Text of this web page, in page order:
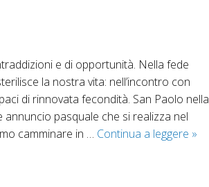
e di opportunità. Nella fede
la nostra vita: nell’incontro con
di rinnovata fecondità. San Paolo nella
pasquale che si realizza nel
camminare in … Continua a leggere Il
»